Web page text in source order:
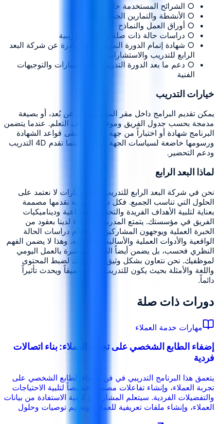
○ الشرائح المستخدمة خلال الجلسات
○ الأنشطة والتمارين الجماعية
○ أوراق العمل والنماذج
○ دراسات حالة ذات صلة بالدورة التدريبية
○ شهادة إتمام الدورة التدريبية 4D صادرة عن شركة البعد
الرابع للتدريب والاستشارات
○ دعم ما بعد الدورة التدريبية للاستفسارات والتوجيهات
الفنية
خيارات التدريب
يمكن تقديم البرامج داخل مقر المؤسسة، أو عن بُعد، أو بصيغة
مدمجة بحسب جدول الفريق وموقعه وأهداف التعلم. عندما يتضمن
البرنامج شهادة أو اختباراً من جهة خارجية، تبقى قواعد الشهادة
ورسومها خاضعة لسياسات الجهة المانحة، بينما تقدم 4D التدريب
ودعم التحضير.
لماذا البعد الرابع
نحن في شركة البعد الرابع للتدريب والاستشارات لا نعتمد على
الحلول التي تناسب الجميع. فكل دورة تدريبية نقدمها مصممة
بعناية لتلبية الأهداف الفريدة والتحديات الصناعية وديناميكيات
الفريق في مؤسستك. يتمتع المدربون الخبراء لدينا بعقود من
الخبرة العملية ويوجهون المشاركين باستخدام دراسات الحالة
الواقعية والأدوات العملية والأساليب التفاعلية. وهذا لا يضمن الفهم
النظري فحسب، بل يضمن أيضاً الصلة المباشرة بالعمل اليومي
لموظفيك. نحن نتعاون بشكل وثيق مع فريقك لضبط المحتوى
واللغة والأمثلة بحيث يكون للتدريب صدى عميقاً ويحدث تأثيراً
دائماً.
دورات ذات صلة
مهارات خدمة العملاء
إضفاء الطابع الشخصي على تجربة العملاء: بناء اتصالات
فردية
يتعمق هذا البرنامج التدريبي في فن إضفاء الطابع الشخصي على
تجربة العملاء، وإنشاء تفاعلات مصممة خصيصاً لتلبية الاحتياجات
والتفضيلات الفردية. سيتعلم المشاركون كيفية الاستفادة من بيانات
العملاء، وإنشاء ملفات تعريفية للعملاء، وتقديم توصيات وحلول